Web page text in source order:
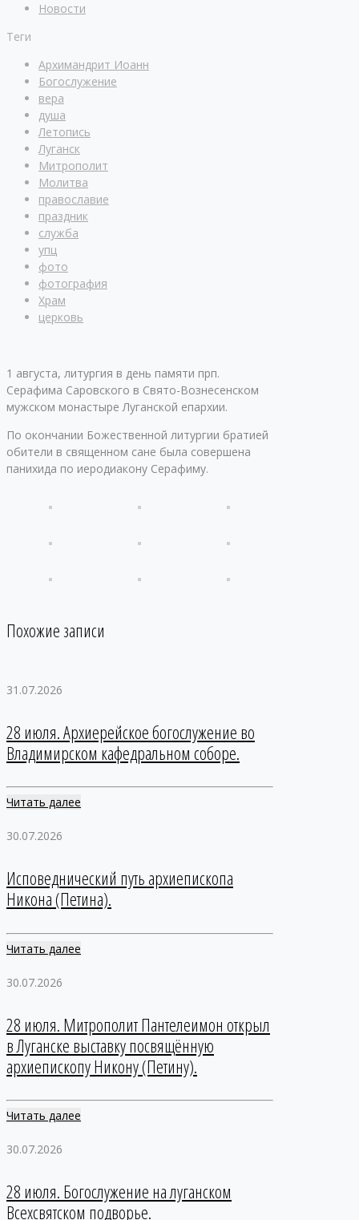
Новости
Теги
Архимандрит Иоанн
Богослужение
вера
душа
Летопись
Луганск
Митрополит
Молитва
православие
праздник
служба
упц
фото
фотография
Храм
церковь
1 августа, литургия в день памяти прп.
Серафима Саровского в Свято-Вознесенском
мужском монастыре Луганской епархии.
По окончании Божественной литургии братией
обители в священном сане была совершена
панихида по иеродиакону Серафиму.
Похожие записи
31.07.2026
28 июля. Архиерейское богослужение во
Владимирском кафедральном соборе.
Читать далее
30.07.2026
Исповеднический путь архиепископа
Никона (Петина).
Читать далее
30.07.2026
28 июля. Митрополит Пантелеимон открыл
в Луганске выставку посвящённую
архиепископу Никону (Петину).
Читать далее
30.07.2026
28 июля. Богослужение на луганском
Всехсвятском подворье.